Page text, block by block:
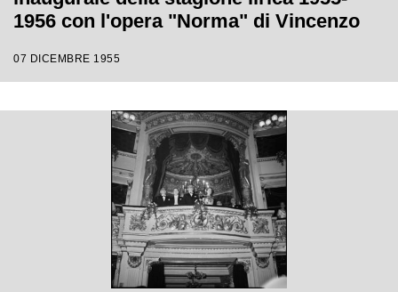
1956 con l'opera "Norma" di Vincenzo
regia di Margherita Wallmann
07 DICEMBRE 1955